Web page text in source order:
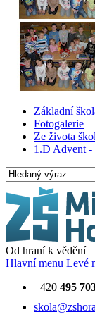
Základní
Fotogalerie
Ze života
1.D Advent -
Od hraní k vědění
Hlavní menu Levé
+420 495